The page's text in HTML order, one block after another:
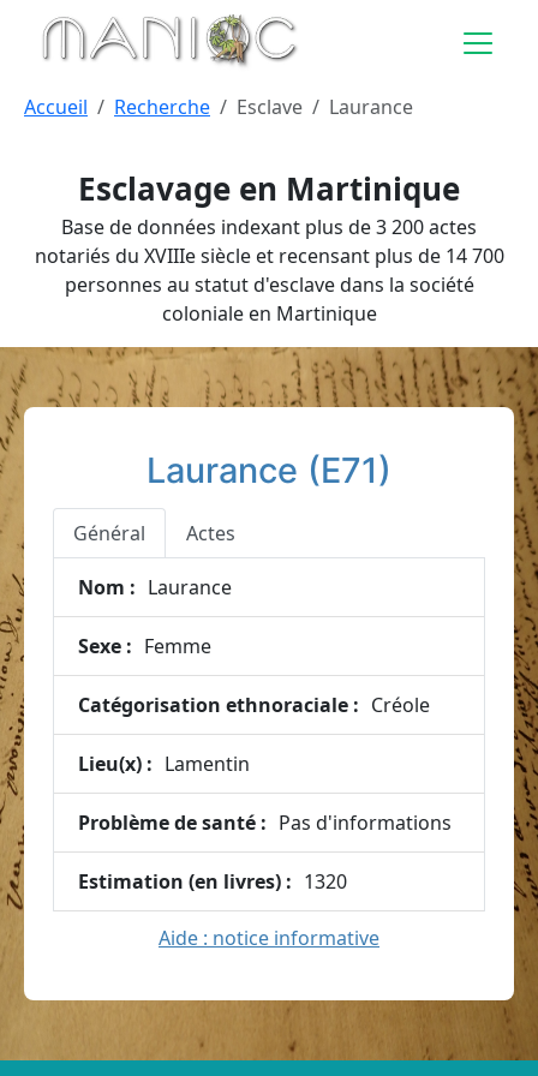
Aller au contenu principal
Esclavage en Martinique
Base de données indexant plus de 3 200 actes
notariés du XVIIIe siècle et recensant plus de 14 700
personnes au statut d'esclave dans la société
coloniale en Martinique
Accueil Recherche Esclave Laurance
Laurance (E71)
Général Actes
Nom : Laurance
Sexe : Femme
Catégorisation ethnoraciale : Créole
Lieu(x) : Lamentin
Problème de santé : Pas d'informations
Estimation (en livres) : 1320
Aide : notice informative